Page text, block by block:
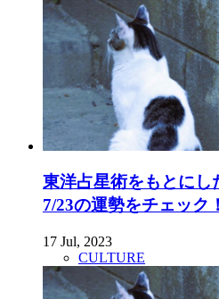
東洋占星術をもとにし
7/23の運勢をチェック！
17 Jul, 2023
CULTURE